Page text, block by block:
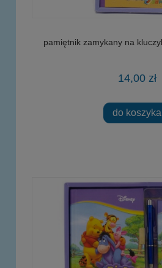
pamiętnik zamykany na
14,00 zł
do koszyka